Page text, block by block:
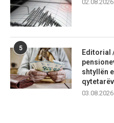
5
Editorial
shtyllën